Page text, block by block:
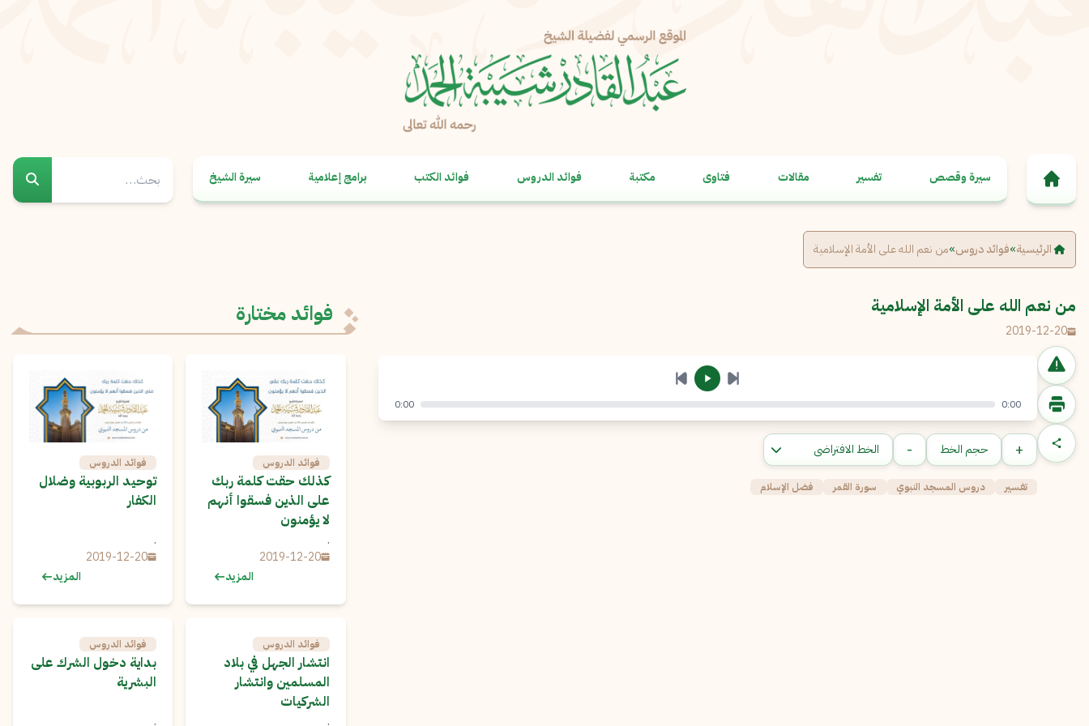
سيرة وقصص تفسير مقالات فتاوى مكتبة فوائد الدروس فوائد الكتب برامج إعلامية سيرة الشيخ
الرئيسية»فوائد دروس»من نعم الله على الأمة الإسلامية
من نعم الله على الأمة الإسلامية
2019-12-20
الإبلاغ عن مشكلة
البريد الإلكتروني*
إرسال
نسخ
0:00
0:00
+ حجم الخط -
تفسير دروس المسجد النبوي سورة القمر فضل الإسلام
فوائد مختارة
فوائد الدروس
كذلك حقت كلمة ربك
على الذين فسقوا أنهم
لا يؤمنون
.
2019-12-20
المزيد
فوائد الدروس
توحيد الربوبية وضلال
الكفار
.
2019-12-20
المزيد
فوائد الدروس
انتشار الجهل في بلاد
المسلمين وانتشار
الشركيات
.
فوائد الدروس
بداية دخول الشرك على
البشرية
.